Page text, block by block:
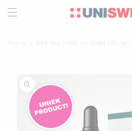
Home Alle fles 10ML en 30ML (Barter)